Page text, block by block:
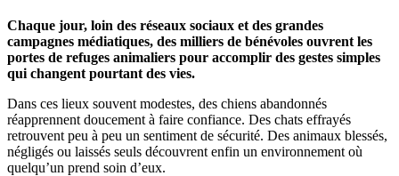
Chaque jour, loin des réseaux sociaux et des grandes
campagnes médiatiques, des milliers de bénévoles ouvrent les
portes de refuges animaliers pour accomplir des gestes simples
qui changent pourtant des vies.
Dans ces lieux souvent modestes, des chiens abandonnés
réapprennent doucement à faire confiance. Des chats effrayés
retrouvent peu à peu un sentiment de sécurité. Des animaux blessés,
négligés ou laissés seuls découvrent enfin un environnement où
quelqu’un prend soin d’eux.